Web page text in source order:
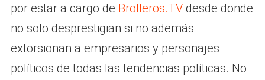
por estar a cargo de Brolleros.TVdesde donde
no solo desprestigian si no además
extorsionan a empresarios y personajes
políticos de todas las tendencias políticas. No